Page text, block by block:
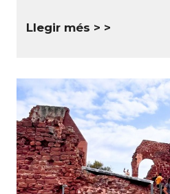
Llegir més >